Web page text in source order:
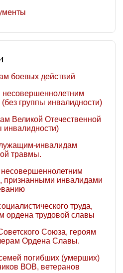
боевых действий
группы инвалидности)
Великой Отечественной
инвалидности)
инвалидам
травмы.
признанными инвалидами
труда,
ордена трудовой славы
Союза, героям
Ордена Славы.
погибших (умерших)
ВОВ, ветеранов